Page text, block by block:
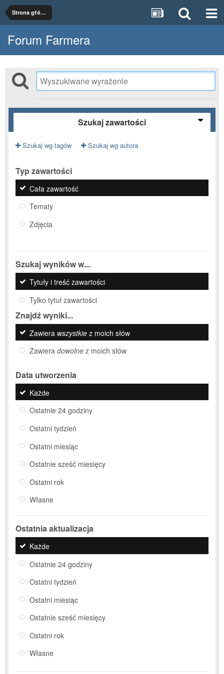
Strona główna
Forum Farmera
Szukaj zawartości
Szukaj wg tagów Szukaj wg autora
Typ zawartości
Cała zawartość
Tematy
Zdjęcia
Szukaj wyników w...
Tytuły i treść zawartości
Tylko tytuł zawartości
Znajdź wyniki...
Zawiera wszystkie z moich słów
Zawiera dowolne z moich słów
Data utworzenia
Każde
Ostatnie 24 godziny
Ostatni tydzień
Ostatni miesiąc
Ostatnie sześć miesięcy
Ostatni rok
Własne
Ostatnia aktualizacja
Każde
Ostatnie 24 godziny
Ostatni tydzień
Ostatni miesiąc
Ostatnie sześć miesięcy
Ostatni rok
Własne